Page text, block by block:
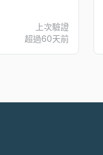
上次驗證
超過60天前